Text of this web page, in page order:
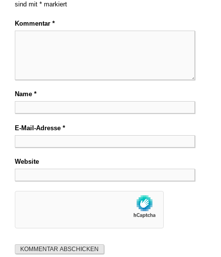
sind mit * markiert
Kommentar *
Name *
E-Mail-Adresse *
Website